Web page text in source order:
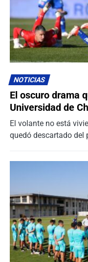
NOTICIAS
El oscuro drama
Universidad de
El volante no está
quedó descartado del